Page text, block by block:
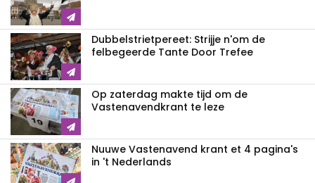
Dubbelstrietpereet: Strijje n'om de
felbegeerde Tante Door Trefee
Op zaterdag makte tijd om de
Vastenavendkrant te leze
Nuuwe Vastenavend krant et 4 pagina's
in 't Nederlands